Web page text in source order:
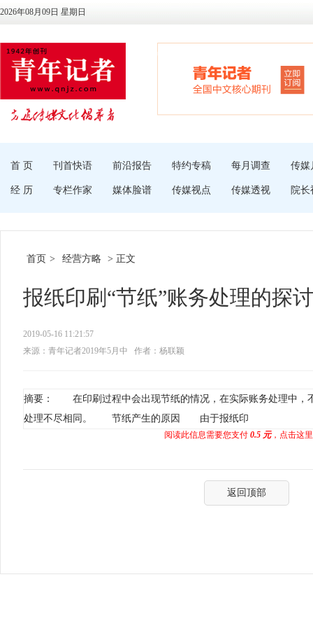
2026年08月09日 星期日
首 页 刊首快语 前沿报告 特约专稿 每月调查 传媒
经 历 专栏作家 媒体脸谱 传媒视点 传媒透视 院长
首页 > 经营方略 > 正文
报纸印刷“节纸”账务处理的探讨
2019-05-16 11:21:57
来源：青年记者2019年5月中
作者：杨联颖
摘要： 在印刷过程中会出现节纸的情况，在实际账务处理中，
处理不尽相同。 节纸产生的原因 由于报纸印
阅读此信息需要您支付 0.5 元，点击这
返回顶部